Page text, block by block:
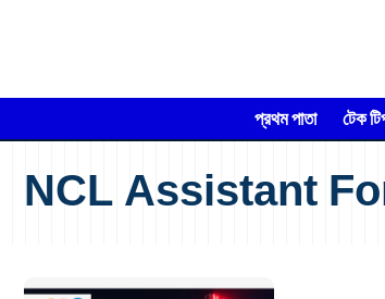
প্রথম পাতা টেক
NCL Assistant